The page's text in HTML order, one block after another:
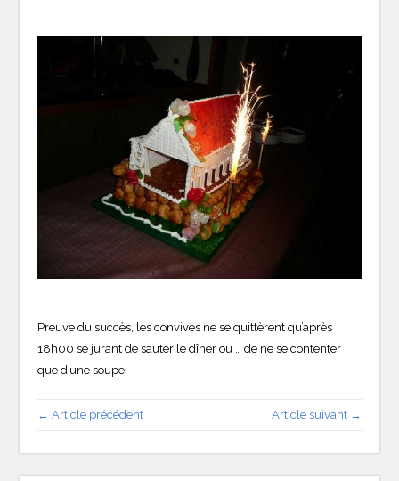
Preuve du succès, les convives ne se quittèrent qu’après
18h00 se jurant de sauter le dîner ou … de ne se contenter
que d’une soupe.
← Article précédent Article suivant →